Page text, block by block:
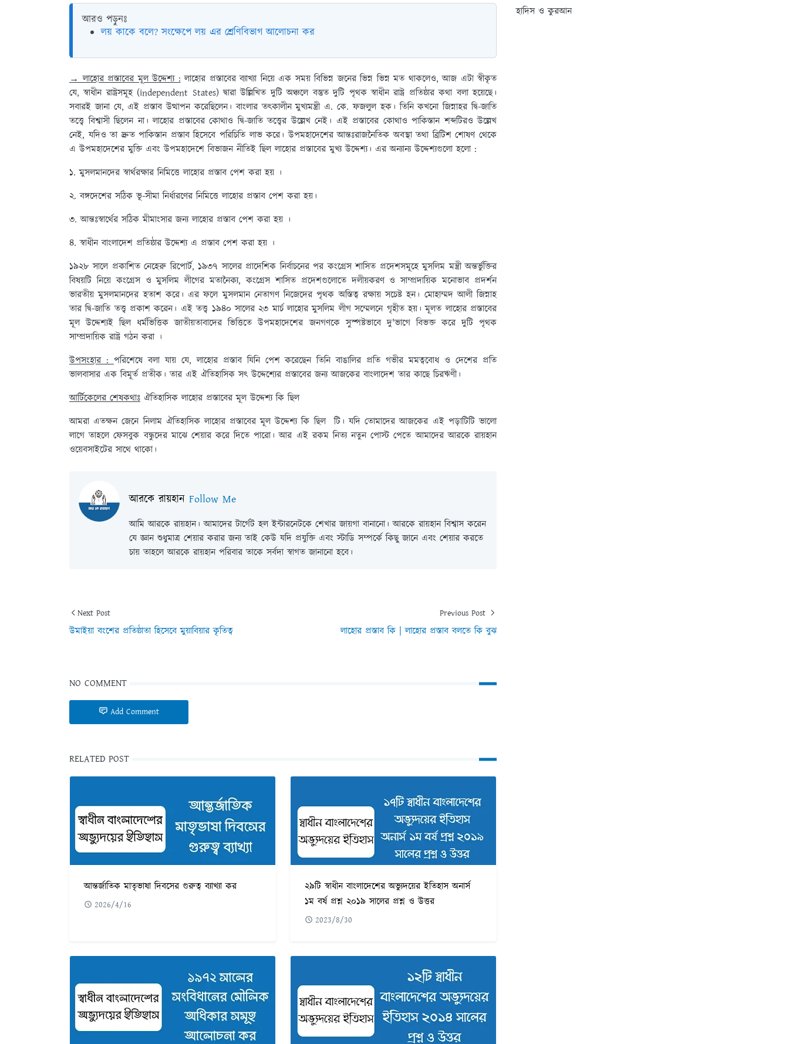
আরও পড়ুনঃ
লয় কাকে বলে? সংক্ষেপে লয় এর শ্রেণিবিভাগ আলোচনা কর
→ লাহোর প্রস্তাবের মূল উদ্দেশ্য :লাহোর প্রস্তাবের ব্যাখ্যা নিয়ে এক সময় বিভিন্ন জনের ভিন্ন ভিন্ন মত থাকলেও, আজ এটা স্বীকৃত
যে, স্বাধীন রাষ্ট্রসমূহ (independent States) দ্বারা উল্লিখিত দুটি অঞ্চলে বস্তুত দুটি পৃথক স্বাধীন রাষ্ট্র প্রতিষ্ঠার কথা বলা হয়েছে।
সবারই জানা যে, এই প্রস্তাব উত্থাপন করেছিলেন। বাংলার তৎকালীন মুখ্যমন্ত্রী এ. কে. ফজলুল হক। তিনি কখনো জিন্নাহর দ্বি-জাতি
তত্ত্বে বিশ্বাসী ছিলেন না। লাহোর প্রস্তাবের কোথাও দ্বি-জাতি তত্ত্বের উল্লেখ নেই। এই প্রস্তাবের কোথাও পাকিস্তান শব্দটিরও উল্লেখ
নেই, যদিও তা দ্রুত পাকিস্তান প্রস্তাব হিসেবে পরিচিতি লাভ করে। উপমহাদেশের আন্তঃরাজনৈতিক অবস্থা তথা ব্রিটিশ শোষণ থেকে
এ উপমহাদেশের মুক্তি এবং উপমহাদেশে বিভাজন নীতিই ছিল লাহোর প্রস্তাবের মুখ্য উদ্দেশ্য। এর অন্যান্য উদ্দেশ্যগুলো হলো :
১. মুসলমানদের স্বার্থরক্ষার নিমিত্তে লাহোর প্রস্তাব পেশ করা হয় ।
২. বঙ্গদেশের সঠিক ভূ-সীমা নির্ধারণের নিমিত্তে লাহোর প্রস্তাব পেশ করা হয়।
৩. আন্তঃস্বার্থের সঠিক মীমাংসার জন্য লাহোর প্রস্তাব পেশ করা হয় ।
৪. স্বাধীন বাংলাদেশ প্রতিষ্ঠার উদ্দেশ্য এ প্রস্তাব পেশ করা হয় ।
১৯২৮ সালে প্রকাশিত নেহেরু রিপোর্ট, ১৯৩৭ সালের প্রাদেশিক নির্বাচনের পর কংগ্রেস শাসিত প্রদেশসমূহে মুসলিম মন্ত্রী অন্তর্ভুক্তির
বিষয়টি নিয়ে কংগ্রেস ও মুসলিম লীগের মতানৈক্য, কংগ্রেস শাসিত প্রদেশগুলোতে দলীয়করণ ও সাম্প্রদায়িক মনোভাব প্রদর্শন
ভারতীয় মুসলমানদের হতাশ করে। এর ফলে মুসলমান নেতাগণ নিজেদের পৃথক অস্তিত্ব রক্ষায় সচেষ্ট হন। মোহাম্মদ আলী জিন্নাহ
তার দ্বি-জাতি তত্ত্ব প্রকাশ করেন। এই তত্ত্ব ১৯৪০ সালের ২৩ মার্চ লাহোর মুসলিম লীগ সম্মেলনে গৃহীত হয়। মূলত লাহোর প্রস্তাবের
মূল উদ্দেশ্যই ছিল ধর্মভিত্তিক জাতীয়তাবাদের ভিত্তিতে উপমহাদেশের জনগণকে সুস্পষ্টভাবে দু'ভাগে বিভক্ত করে দুটি পৃথক
সাম্প্রদায়িক রাষ্ট্র গঠন করা ।
উপসংহার :পরিশেষে বলা যায় যে, লাহোর প্রস্তাব যিনি পেশ করেছেন তিনি বাঙালির প্রতি গভীর মমত্ববোধ ও দেশের প্রতি
ভালবাসার এক বিমূর্ত প্রতীক। তার এই ঐতিহাসিক সৎ উদ্দেশ্যের প্রস্তাবের জন্য আজকের বাংলাদেশ তার কাছে চিরঋণী।
আর্টিকেলের শেষকথাঃ ঐতিহাসিক লাহোর প্রস্তাবের মূল উদ্দেশ্য কি ছিল
আমরা এতক্ষন জেনে নিলাম ঐতিহাসিক লাহোর প্রস্তাবের মূল উদ্দেশ্য কি ছিল টি। যদি তোমাদের আজকের এই পড়াটিটি ভালো
লাগে তাহলে ফেসবুক বন্ধুদের মাঝে শেয়ার করে দিতে পারো। আর এই রকম নিত্য নতুন পোস্ট পেতে আমাদের আরকে রায়হান
ওয়েবসাইটের সাথে থাকো।
আরকে রায়হান Follow Me
আমি আরকে রায়হান। আমাদের টার্গেট হল ইন্টারনেটকে শেখার জায়গা বানানো। আরকে রায়হান বিশ্বাস করেন
যে জ্ঞান শুধুমাত্র শেয়ার করার জন্য তাই কেউ যদি প্রযুক্তি এবং স্টাডি সম্পর্কে কিছু জানে এবং শেয়ার করতে
চায় তাহলে আরকে রায়হান পরিবার তাকে সর্বদা স্বাগত জানানো হবে।
Next Post
উমাইয়া বংশের প্রতিষ্ঠাতা হিসেবে মুয়াবিয়ার কৃতিত্ব
Previous Post
লাহোর প্রস্তাব কি | লাহোর প্রস্তাব বলতে কি বুঝ
NO COMMENT
Add Comment
RELATED POST
আন্তর্জাতিক মাতৃভাষা দিবসের গুরুত্ব ব্যাখ্যা কর
2026/4/16
২৯টি স্বাধীন বাংলাদেশের অভ্যুদয়ের ইতিহাস অনার্স
১ম বর্ষ প্রশ্ন ২০১৯ সালের প্রশ্ন ও উত্তর
2023/8/30
হাদিস ও কুরআন